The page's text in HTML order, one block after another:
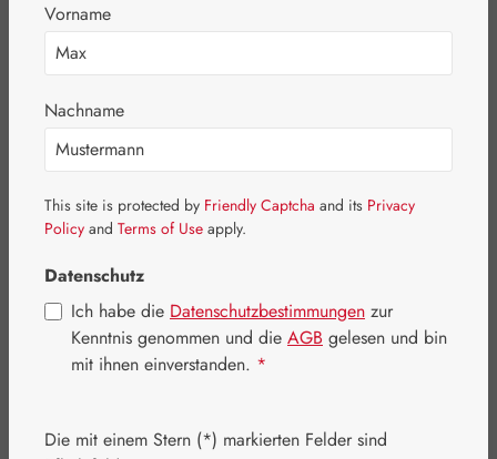
Bildergalerie überspringen
Vorname
Nachname
This site is protected by Friendly Captcha and its Privacy
Policy and Terms of Use apply.
Datenschutz
Ich habe die Datenschutzbestimmungen zur
Kenntnis genommen und die AGB gelesen und bin
mit ihnen einverstanden. *
Die mit einem Stern (*) markierten Felder sind